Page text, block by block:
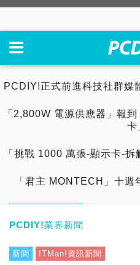
PCDIY!正式前進科技社群媒
「2,800W 電源供應器」報
卡
「挑戰 1000 萬張-顯示卡-拆
「君主 MONTECH」十
PCDIY!業界新聞
新聞 ITMan!資訊新聞